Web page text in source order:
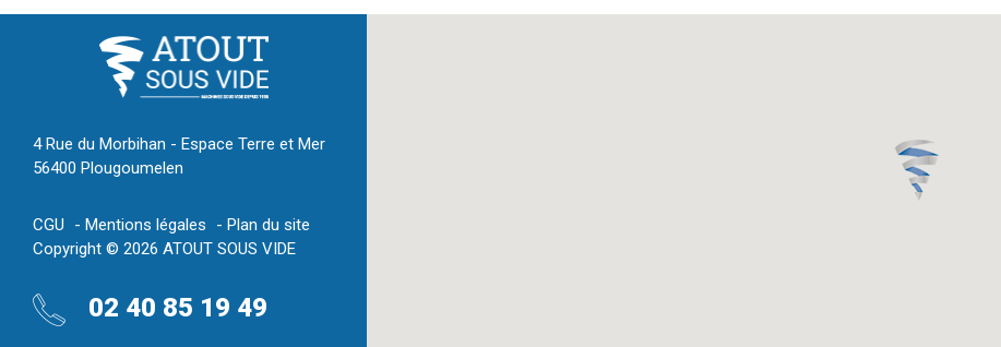
4 Rue du Morbihan - Espace Terre et Mer
56400 Plougoumelen
CGU Mentions légales
Plan du site
Copyright © 2026 ATOUT SOUS VIDE
02 40 85 19 49